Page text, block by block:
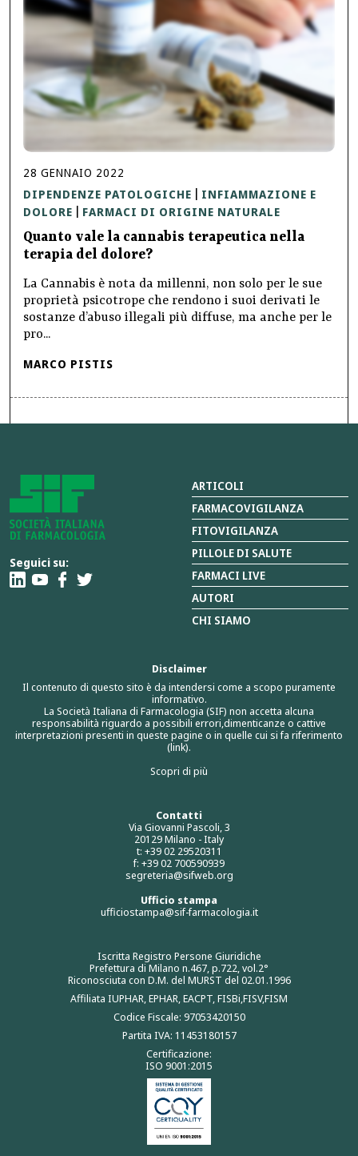
28 GENNAIO 2022
DIPENDENZE PATOLOGICHE
INFIAMMAZIONE E
DOLORE
FARMACI DI ORIGINE NATURALE
Quanto vale la cannabis terapeutica nella
terapia del dolore?
La Cannabis è nota da millenni, non solo per le sue
proprietà psicotrope che rendono i suoi derivati le
sostanze d’abuso illegali più diffuse, ma anche per le
pro...
MARCO PISTIS
Seguici su:
Contatti
Via Giovanni Pascoli, 3
20129 Milano - Italy
t: +39 02 29520311
f: +39 02 700590939
segreteria@sifweb.org
Ufficio stampa
ufficiostampa@sif-farmacologia.it
Iscritta Registro Persone Giuridiche
Prefettura di Milano n.467, p.722, vol.2°
Riconosciuta con D.M. del MURST del 02.01.1996
Affiliata IUPHAR, EPHAR, EACPT, FISBi,FISV,FISM
Codice Fiscale: 97053420150
Partita IVA: 11453180157
Certificazione:
ISO 9001:2015
Disclaimer
Il contenuto di questo sito è da intendersi come a scopo puramente
informativo.
La Società Italiana di Farmacologia (SIF) non accetta alcuna
responsabilità riguardo a possibili errori,dimenticanze o cattive
interpretazioni presenti in queste pagine o in quelle cui si fa riferimento
(link).
Scopri di più
ARTICOLI
FARMACOVIGILANZA
FITOVIGILANZA
PILLOLE DI SALUTE
FARMACI LIVE
AUTORI
CHI SIAMO